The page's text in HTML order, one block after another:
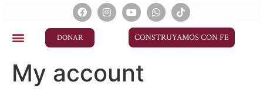
DONAR CONSTRUYAMOS CON FE
My account